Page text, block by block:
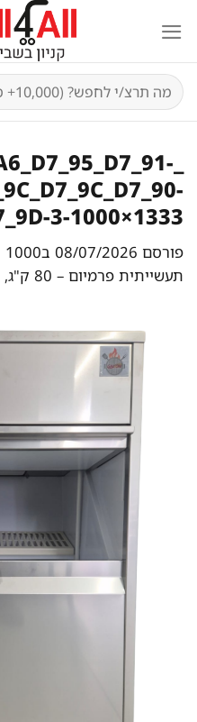
content
חיפוש
עבור:
3-1000×1333
פורסם 08/07/2026 ב1000 × 1333
תעשייתית פרמיום – 80 ק"ג, קוביות בודדות